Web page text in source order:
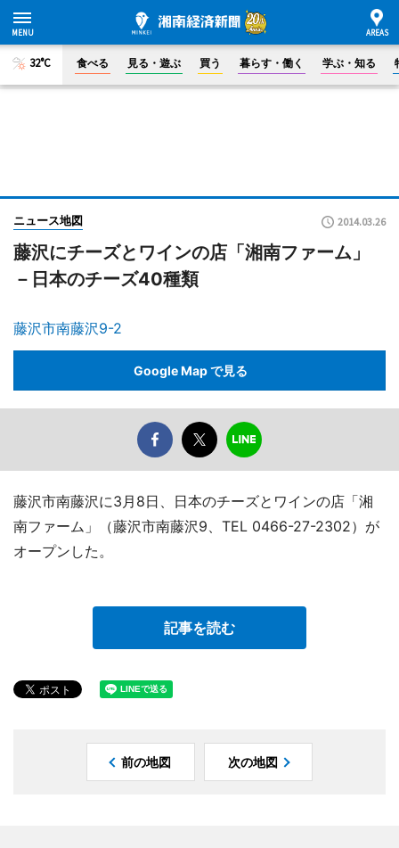
32°C 食べる 見る・遊ぶ 買う 暮らす・働く 学ぶ・知る
ニュース地図 2014.03.26
藤沢にチーズとワインの店「湘南ファーム」
－日本のチーズ40種類
藤沢市南藤沢9-2
Google Map で見る
藤沢市南藤沢に3月8日、日本のチーズとワインの店「湘
南ファーム」（藤沢市南藤沢9、TEL 0466-27-2302）が
オープンした。
記事を読む
前の地図 次の地図